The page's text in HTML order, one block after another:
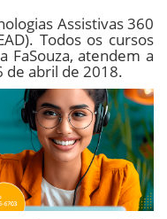
Assistivas 360
Todos os cursos
FaSouza, atendem a
de abril de 2018.